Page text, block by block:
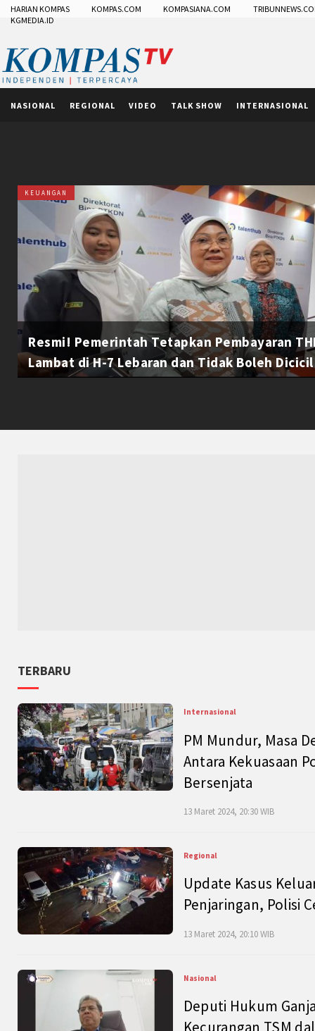
HARIAN KOMPAS KOMPAS.COM KOMPASIANA.COM
KGMEDIA.ID
NASIONAL REGIONAL VIDEO TALK SHOW INTERNASIONAL
KEUANGAN
Resmi! Pemerintah Tetapkan Pembayaran
Lambat di H-7 Lebaran dan Tidak Boleh Dicicil
TERBARU
Internasional
PM Mundur, Masa
Antara Kekuasaan
Bersenjata
13 Maret 2024, 20:30 WIB
Regional
Update Kasus
Penjaringan, Polisi
13 Maret 2024, 20:10 WIB
Nasional
Deputi Hukum